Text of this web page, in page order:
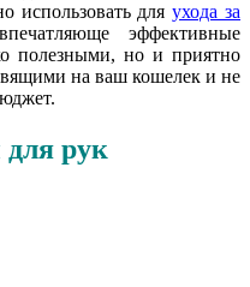
использовать дляухода за
эффективные
полезными, но и приятно
на ваш кошелек и не
рук